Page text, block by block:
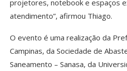
projetores, notebook e espaços
atendimento”, afirmou Thiago.
O evento é uma realização da
Campinas, da Sociedade de
Saneamento – Sanasa, da